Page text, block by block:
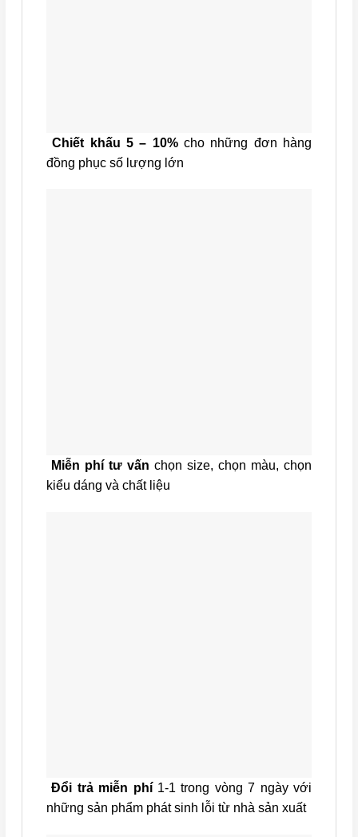
Chiết khấu 5 – 10%cho những đơn hàng
đồng phục số lượng lớn
Miễn phí tư vấnchọn size, chọn màu, chọn
kiểu dáng và chất liệu
Đổi trả miễn phí1-1 trong vòng 7 ngày với
những sản phẩm phát sinh lỗi từ nhà sản xuất